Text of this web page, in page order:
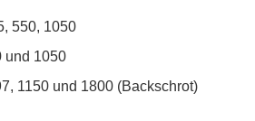
550, 1050
und 1050
1150 und 1800 (Backschrot)